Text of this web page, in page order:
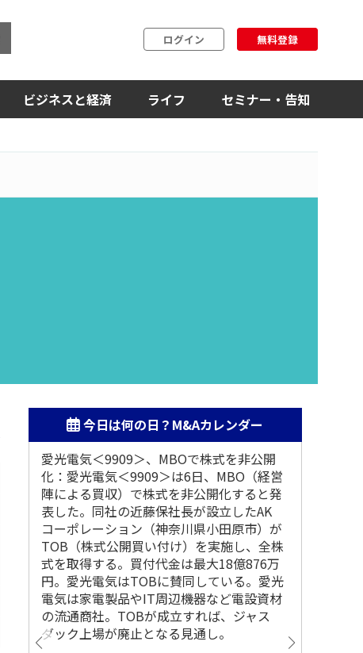
ログイン 無料登録
ビジネスと経済 ライフ セミナー・告知
今日は何の日？M&Aカレンダー
愛光電気＜9909＞、MBOで株式を非公開
化：愛光電気＜9909＞は6日、MBO（経営
陣による買収）で株式を非公開化すると発
表した。同社の近藤保社長が設立したAK
コーポレーション（神奈川県小田原市）が
TOB（株式公開買い付け）を実施し、全株
式を取得する。買付代金は最大18億876万
円。愛光電気はTOBに賛同している。愛光
電気は家電製品やIT周辺機器など電設資材
の流通商社。TOBが成立すれば、ジャス
ダック上場が廃止となる見通し。